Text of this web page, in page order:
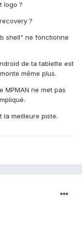
logo ?
?
shell" ne fonctionne
de ta tablette est
même plus.
MPMAN ne met pas
la meilleure piste.